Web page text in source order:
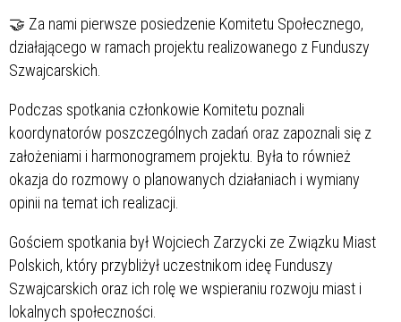
🤝 Za nami pierwsze posiedzenie Komitetu Społecznego,
działającego w ramach projektu realizowanego z Funduszy
Szwajcarskich.
Podczas spotkania członkowie Komitetu poznali
koordynatorów poszczególnych zadań oraz zapoznali się z
założeniami i harmonogramem projektu. Była to również
okazja do rozmowy o planowanych działaniach i wymiany
opinii na temat ich realizacji.
Gościem spotkania był Wojciech Zarzycki ze Związku Miast
Polskich, który przybliżył uczestnikom ideę Funduszy
Szwajcarskich oraz ich rolę we wspieraniu rozwoju miast i
lokalnych społeczności.